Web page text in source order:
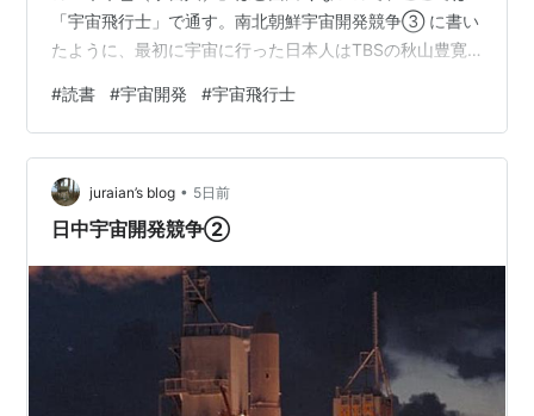
「宇宙飛行士」で通す。南北朝鮮宇宙開発競争③ に書い
たように、最初に宇宙に行った日本人はTBSの秋山豊寛
利衛が先に行くはずだった。NASDAは1983年に日本人
をスペースシャトルに搭乗させる計画をたて、1985年に
毛利衛、向井千秋、土井隆雄の3人を最初の日本人宇宙飛
行士に選定した。本来なら1988年初頭に日本人初の宇宙
飛行士が誕生するはずだったが、1986年のチャレンジャ
#読書 #宇宙開発 #宇宙飛行士
juraian’s blog • 5日前
日中宇宙開発競争②